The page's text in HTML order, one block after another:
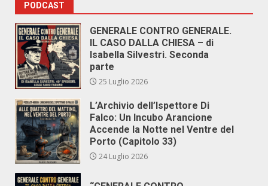
PODCAST
GENERALE CONTRO GENERALE.
IL CASO DALLA CHIESA – di
Isabella Silvestri. Seconda
parte
25 Luglio 2026
L’Archivio dell’Ispettore Di
Falco: Un Incubo Arancione
Accende la Notte nel Ventre del
Porto (Capitolo 33)
24 Luglio 2026